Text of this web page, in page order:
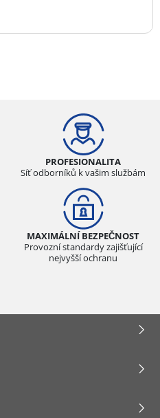
PROFESIONALITA
Síť odborníků k vašim službám
MAXIMÁLNÍ BEZPEČNOST
Provozní standardy zajišťující
nejvyšší ochranu